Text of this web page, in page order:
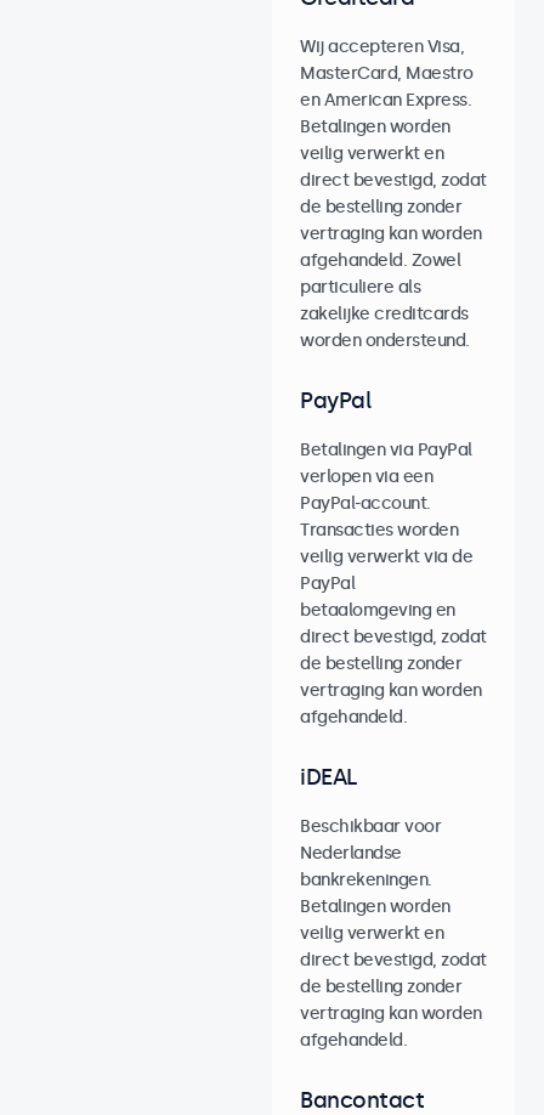
Wij accepteren Visa,
MasterCard, Maestro
en American Express.
Betalingen worden
veilig verwerkt en
direct bevestigd, zodat
de bestelling zonder
vertraging kan worden
afgehandeld. Zowel
particuliere als
zakelijke creditcards
worden ondersteund.
PayPal
Betalingen via PayPal
verlopen via een
PayPal-account.
Transacties worden
veilig verwerkt via de
PayPal
betaalomgeving en
direct bevestigd, zodat
de bestelling zonder
vertraging kan worden
afgehandeld.
iDEAL
Beschikbaar voor
Nederlandse
bankrekeningen.
Betalingen worden
veilig verwerkt en
direct bevestigd, zodat
de bestelling zonder
vertraging kan worden
afgehandeld.
Bancontact